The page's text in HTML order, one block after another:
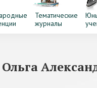
Тематические
журналы